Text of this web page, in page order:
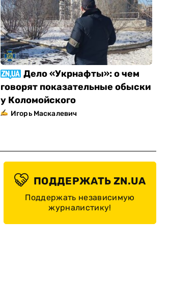
Дело «Укрнафты»: о чем
говорят показательные обыски
у Коломойского
Игорь Маскалевич
ПОДДЕРЖАТЬ ZN.UA
Поддержать независимую
журналистику!